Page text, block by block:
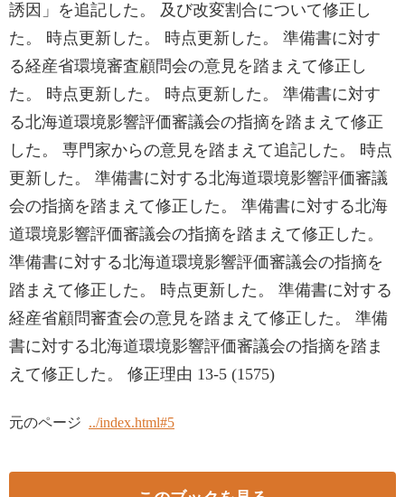
誘因」を追記した。 及び改変割合について修正し
た。 時点更新した。 時点更新した。 準備書に対す
る経産省環境審査顧問会の意見を踏まえて修正し
た。 時点更新した。 時点更新した。 準備書に対す
る北海道環境影響評価審議会の指摘を踏まえて修正
した。 専門家からの意見を踏まえて追記した。 時点
更新した。 準備書に対する北海道環境影響評価審議
会の指摘を踏まえて修正した。 準備書に対する北海
道環境影響評価審議会の指摘を踏まえて修正した。
準備書に対する北海道環境影響評価審議会の指摘を
踏まえて修正した。 時点更新した。 準備書に対する
経産省顧問審査会の意見を踏まえて修正した。 準備
書に対する北海道環境影響評価審議会の指摘を踏ま
えて修正した。 修正理由 13-5 (1575)
元のページ ../index.html#5